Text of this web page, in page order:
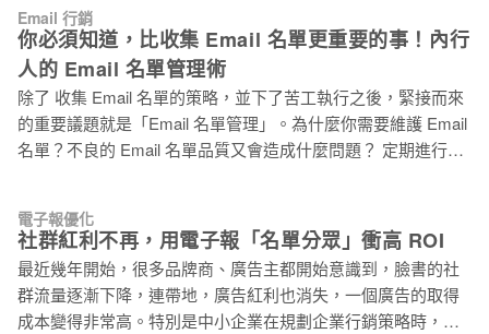
期）、Frequency（消費頻率）、Monetary（消費金額）。 *
Recency：Recency 反應的是顧客的活躍度。簡單來說，比起
許久未消費的顧客相比，最近消費的顧客對公司比較有印象，
如果顧客的消費體驗良好的話，很可能會再次選擇消費。此
時，行
色郵件搞錯的名詞，以及灰色郵件可能帶來的負面影響，最
後，將提供你幾個改善方法，搶救你的灰色郵件，不讓它蔓延
成為 Email 行銷中的老鼠屎！ 什麼是灰色郵件（Graymail）？
灰色郵件可以依各公司的需求不同，而有不同的定義，廣義來
說，灰色郵件是收件者同意收到，卻不真正感興趣的郵件。因
此，收件者往往對郵件不採取任何動作，不開信、不點擊，也
填寫會員資料，將透過 Email 傳送消費明細，或是更多相關商
品推薦。一段時間之後，顧客對於店家不斷寄送的銷售信件漸
漸失去興趣，而選擇忽視，這樣的郵件就成為灰色郵件。 大部
分人容易將灰色郵件（Graymail）與灰色名單（Graylisting）及
垃圾郵件（S
Email 行銷
你必須知道，比收集 Email 名單更重要的事！內行
人的 Email 名單管理術
除了 收集 Email 名單的策略，並下了苦工執行之後，緊接而來
的重要議題就是「Email 名單管理」。為什麼你需要維護 Email
名單？不良的 Email 名單品質又會造成什麼問題？ 定期進行
1. 客戶的抱怨，使得郵件信譽（Reputation） 的降低，造成往
後發信的困難。 2. 到達率、開信率、點擊率的下降，客戶信
任，品牌價值的折損，行銷資源的浪費。 從上面的兩點可以看
出來，名單並不是越多越好，無效的名單會變成行銷活動的拖
電子報優化
社群紅利不再，用電子報「名單分眾」衝高 ROI
最近幾年開始，很多品牌商、廣告主都開始意識到，臉書的社
群流量逐漸下降，連帶地，廣告紅利也消失，一個廣告的取得
成本變得非常高。特別是中小企業在規劃企業行銷策略時，要